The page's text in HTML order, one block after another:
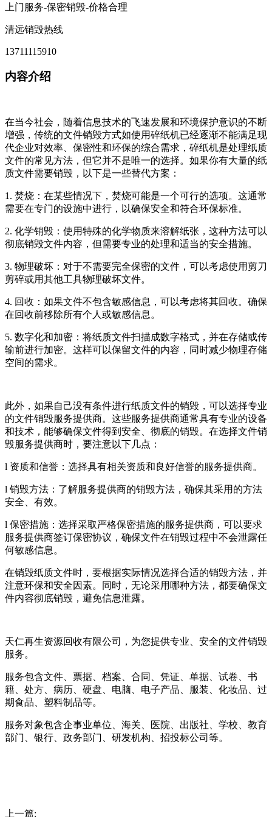
上门服务-保密销毁-价格合理
清远销毁热线
13711115910
内容介绍
在当今社会，随着信息技术的飞速发展和环境保护意识的不断
增强，传统的文件销毁方式如使用碎纸机已经逐渐不能满足现
代企业对效率、保密性和环保的综合需求，碎纸机是处理纸质
文件的常见方法，但它并不是唯一的选择。如果你有大量的纸
质文件需要销毁，以下是一些替代方案：
1. 焚烧：在某些情况下，焚烧可能是一个可行的选项。这通常
需要在专门的设施中进行，以确保安全和符合环保标准。
2. 化学销毁：使用特殊的化学物质来溶解纸张，这种方法可以
彻底销毁文件内容，但需要专业的处理和适当的安全措施。
3. 物理破坏：对于不需要完全保密的文件，可以考虑使用剪刀
剪碎或用其他工具物理破坏文件。
4. 回收：如果文件不包含敏感信息，可以考虑将其回收。确保
在回收前移除所有个人或敏感信息。
5. 数字化和加密：将纸质文件扫描成数字格式，并在存储或传
输前进行加密。这样可以保留文件的内容，同时减少物理存储
空间的需求。
此外，如果自己没有条件进行纸质文件的销毁，可以选择专业
的文件销毁服务提供商。这些服务提供商通常具有专业的设备
和技术，能够确保文件得到安全、彻底的销毁。在选择文件销
毁服务提供商时，要注意以下几点：
l 资质和信誉：选择具有相关资质和良好信誉的服务提供商。
l 销毁方法：了解服务提供商的销毁方法，确保其采用的方法
安全、有效。
l 保密措施：选择采取严格保密措施的服务提供商，可以要求
服务提供商签订保密协议，确保文件在销毁过程中不会泄露任
何敏感信息。
在销毁纸质文件时，要根据实际情况选择合适的销毁方法，并
注意环保和安全因素。同时，无论采用哪种方法，都要确保文
件内容彻底销毁，避免信息泄露。
天仁再生资源回收有限公司，为您提供专业、安全的文件销毁
服务。
服务包含文件、票据、档案、合同、凭证、单据、试卷、书
籍、处方、病历、硬盘、电脑、电子产品、服装、化妆品、过
期食品、塑料制品等。
服务对象包含企事业单位、海关、医院、出版社、学校、教育
部门、银行、政务部门、研发机构、招投标公司等。
上一篇: